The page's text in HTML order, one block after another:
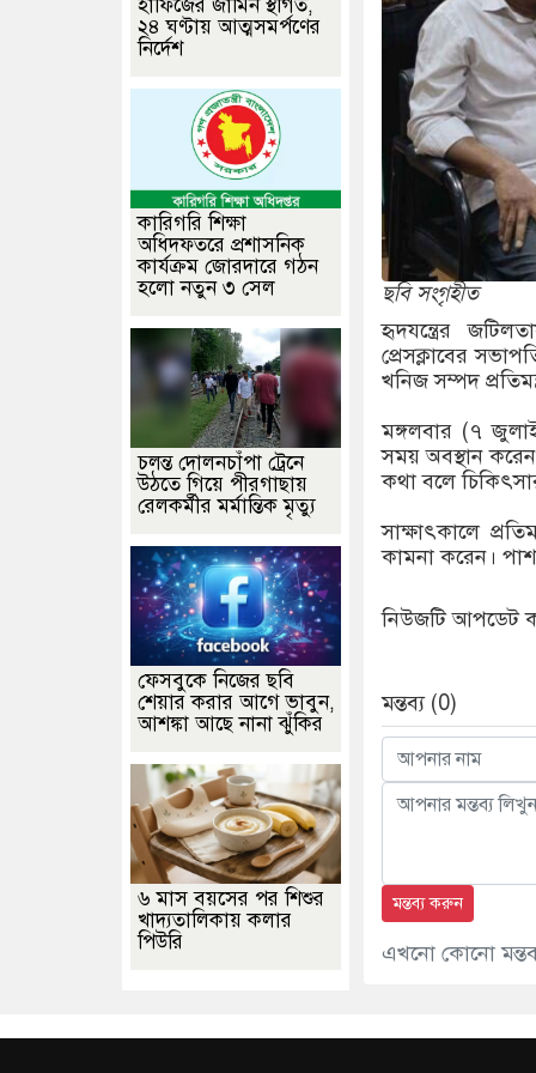
ছবি সংগৃহীত
হৃদযন্ত্রের
প্রেসক্লাবের
খনিজ সম্পদ
মঙ্গলবার (৭
সময় অবস্থান
কথা বলে
সাক্ষাৎকালে
কামনা করেন।
নিউজটি আপডেট
মন্তব্য (0)
মন্তব্য করুন
এখনো কোনো
হাফিজের জামিন স্থগিত,
২৪ ঘণ্টায় আত্মসমর্পণের
নির্দেশ
কারিগরি শিক্ষা
অধিদফতরে প্রশাসনিক
কার্যক্রম জোরদারে গঠন
হলো নতুন ৩ সেল
চলন্ত দোলনচাঁপা ট্রেনে
উঠতে গিয়ে পীরগাছায়
রেলকর্মীর মর্মান্তিক মৃত্যু
ফেসবুকে নিজের ছবি
শেয়ার করার আগে ভাবুন,
আশঙ্কা আছে নানা ঝুঁকির
৬ মাস বয়সের পর শিশুর
খাদ্যতালিকায় কলার
পিউরি